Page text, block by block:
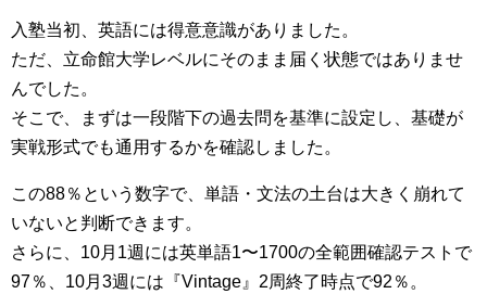
入塾当初、英語には得意意識がありました。
ただ、立命館大学レベルにそのまま届く状態ではありませ
んでした。
そこで、まずは一段階下の過去問を基準に設定し、基礎が
実戦形式でも通用するかを確認しました。
この88％という数字で、単語・文法の土台は大きく崩れて
いないと判断できます。
さらに、10月1週には英単語1〜1700の全範囲確認テストで
97％、10月3週には『Vintage』2周終了時点で92％。